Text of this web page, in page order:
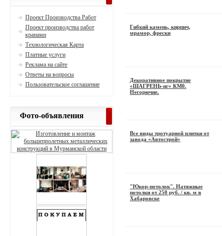
Гибкий камень, кирпич,
мрамор, фрески
Декоративное покрытие
«ШАГРЕНЬ-нг» КМ0.
Негорючие.
Все виды тротуарной плитки от
завода «Автострой»
"Юкор-потолок". Натяжные
потолки от 250 руб. / кв. м в
Хабаровске
Проект Производства Работ
Проект производства работ
кранами
Технологическая Карта
Платные услуги
Реклама на сайте
Ответы на вопросы
Пользовательское соглашение
Фото-объявления